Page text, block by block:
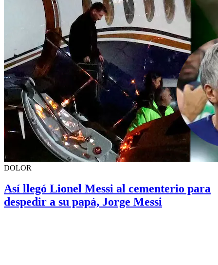
DOLOR
Así llegó Lionel Messi al cementerio para
despedir a su papá, Jorge Messi